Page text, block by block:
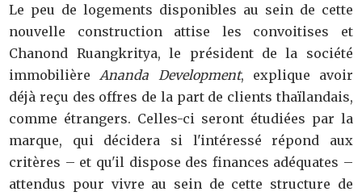
Le peu de logements disponibles au sein de cette
nouvelle construction attise les convoitises et
Chanond Ruangkritya, le président de la société
immobilière Ananda Development, explique avoir
déjà reçu des offres de la part de clients thaïlandais,
comme étrangers. Celles-ci seront étudiées par la
marque, qui décidera si l'intéressé répond aux
critères – et qu'il dispose des finances adéquates –
attendus pour vivre au sein de cette structure de